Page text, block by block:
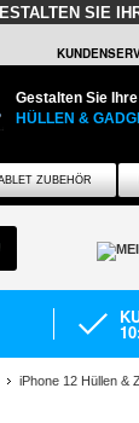
SIE
Gestalten Sie Ihre
HÜLLEN &
ZUBEHÖR
iPhone 12 Hüllen &